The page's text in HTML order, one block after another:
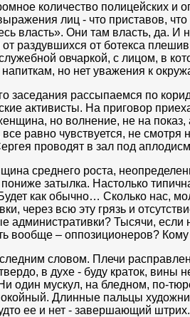
количество полицейских и
лиц - что приставов,
власть». Они там власть, да. И
от раздувшихся от ботекса
овчаркой, с лицом, в
но нет уважения к
заседания рассыпаемся по
активисты. На приговор
но волнение, не на показ,
равно чувствуется, не смотря
проводят в зал под
среднего роста,
затылка. Настолько
как обычно… Сколько нас,
через всю эту грязь и
административки? Тысячи, если
вообще – оппозиционеров? Кому
словом. Плечи
в духе - буду краток, вины
один мускул, на бледном, по-
Длинные пальцы
ее и нет - завершающий штрих.